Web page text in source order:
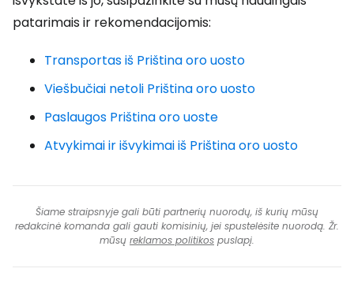
patarimais ir rekomendacijomis:
Transportas iš Priština oro uosto
Viešbučiai netoli Priština oro uosto
Paslaugos Priština oro uoste
Atvykimai ir išvykimai iš Priština oro uosto
Šiame straipsnyje gali būti partnerių nuorodų, iš kurių mūsų
redakcinė komanda gali gauti komisinių, jei spustelėsite nuorodą. Žr.
mūsų reklamos politikos puslapį.